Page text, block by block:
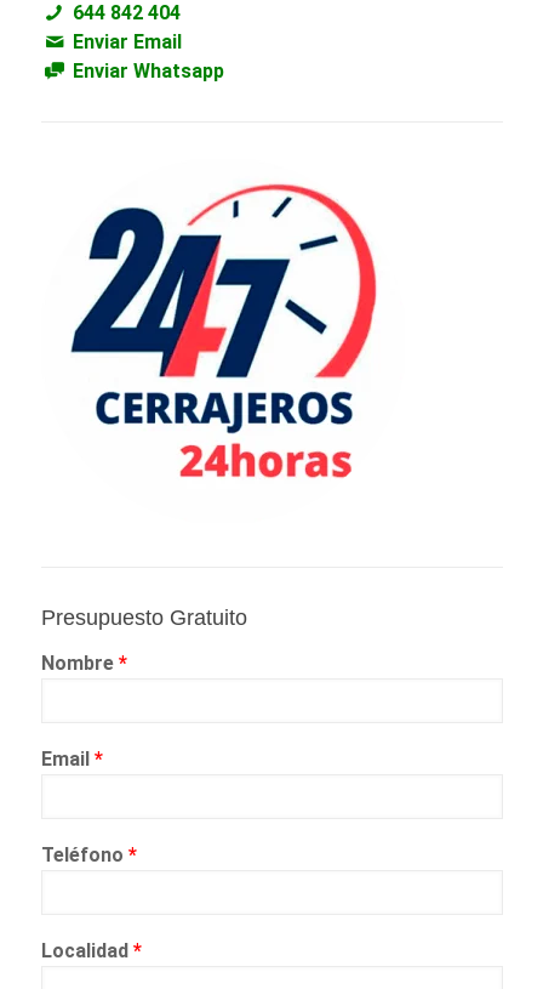
644 842 404
Enviar Email
Enviar Whatsapp
Presupuesto Gratuito
Nombre *
Email *
Teléfono *
Localidad *